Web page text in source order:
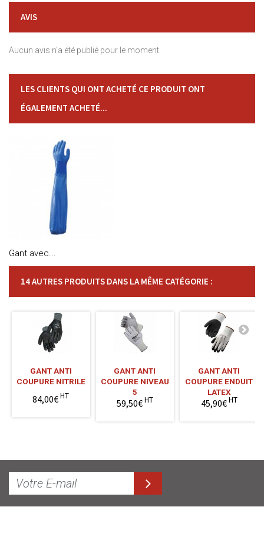
AVIS
Aucun avis n'a été publié pour le moment.
LES CLIENTS QUI ONT ACHETÉ CE PRODUIT ONT
ÉGALEMENT ACHETÉ...
Gant avec...
14 AUTRES PRODUITS DANS LA MÊME CATÉGORIE :
GANT ANTI
COUPURE NITRILE
84,00€HT
GANT ANTI
COUPURE NIVEAU
5
59,50€HT
GANT ANTI
COUPURE ENDUIT
LATEX
45,90€HT